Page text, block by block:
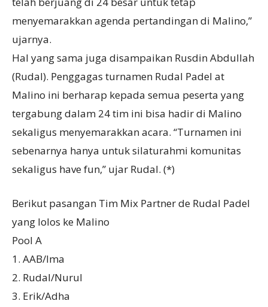
menyemarakkan agenda pertandingan di Malino,”
ujarnya.
Hal yang sama juga disampaikan Rusdin Abdullah
(Rudal). Penggagas turnamen Rudal Padel at
Malino ini berharap kepada semua peserta yang
tergabung dalam 24 tim ini bisa hadir di Malino
sekaligus menyemarakkan acara. “Turnamen ini
sebenarnya hanya untuk silaturahmi komunitas
sekaligus have fun,” ujar Rudal. (*)
Berikut pasangan Tim Mix Partner de Rudal Padel
yang lolos ke Malino
Pool A
1. AAB/Ima
2. Rudal/Nurul
3. Erik/Adha